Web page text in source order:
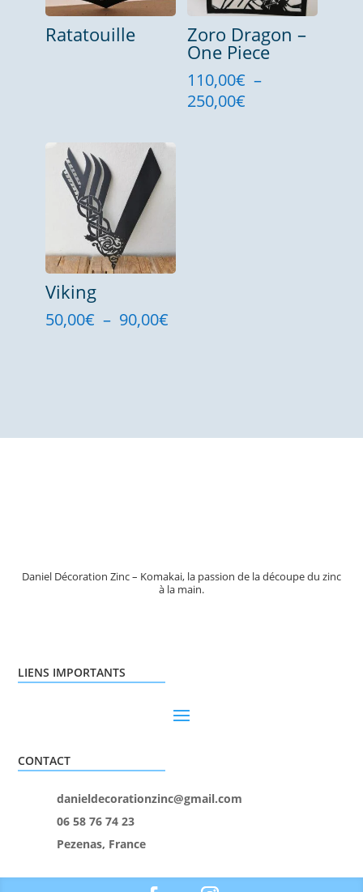
Ratatouille Zoro Dragon –
One Piece
110,00€ –
250,00€Plage
Viking
50,00€ – 90,00€Plage
Daniel Décoration Zinc – Komakai, la passion de la découpe du zinc
à la main.
LIENS IMPORTANTS
CONTACT
danieldecorationzinc@gmail.com
06 58 76 74 23
Pezenas, France